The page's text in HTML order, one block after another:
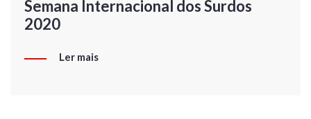
Semana Internacional dos Surdos
2020
Ler mais